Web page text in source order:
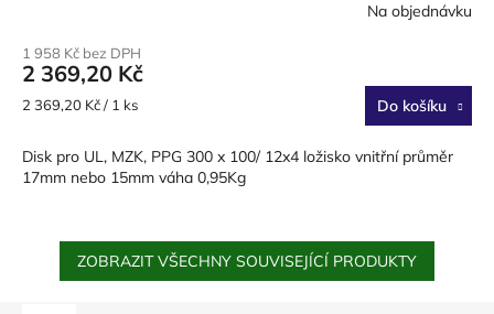
Na objednávku
1 958 Kč bez DPH
2 369,20 Kč
Měrná
2 369,20 Kč / 1 ks Do košíku
Disk pro UL, MZK, PPG 300 x 100/ 12x4 ložisko vnitřní průměr
17mm nebo 15mm váha 0,95Kg
ZOBRAZIT VŠECHNY SOUVISEJÍCÍ PRODUKTY